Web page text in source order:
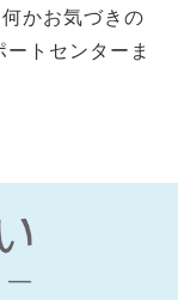
かお気づきの
トセンターま